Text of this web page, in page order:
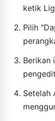
ketik
Pilih
Berikan
Setelah